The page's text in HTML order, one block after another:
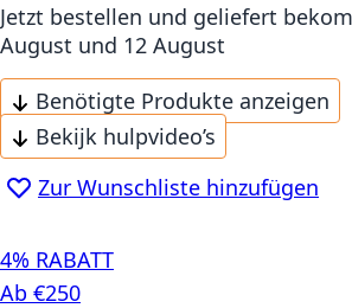
Jetzt bestellen und geliefert
August und 12 August
Benötigte Produkte anzeigen
Bekijk hulpvideo’s
Zur Wunschliste hinzufügen
4% RABATT
Ab €250